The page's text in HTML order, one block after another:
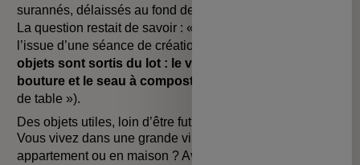
surannés, délaissés au fond des caves et des greniers.
La question restait de savoir : « Lesquels ? ». C’est à
l’issue d’une séance de création en ateliers que
objets sont sortis du lot : le vinaigrier, l’oya, le cône à
bouture et le seau à compost
de table »).
Des objets utiles, loin d’être futiles
Vous vivez dans une grande ville ou à la campagne ? En
appartement ou en maison ? Avec votre moitié ou toute